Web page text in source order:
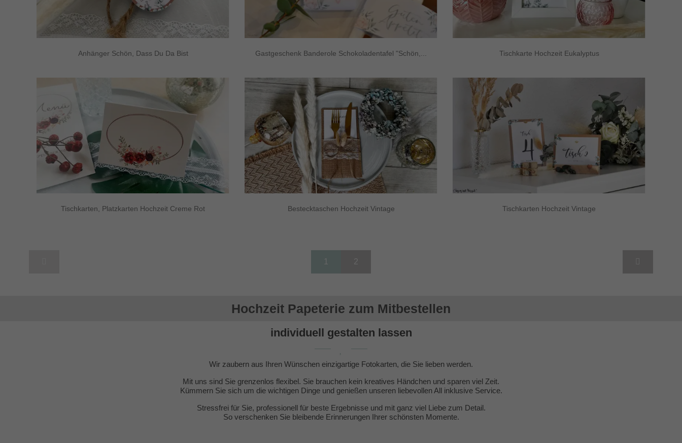
Anhänger Schön, Dass Du Da Bist Gastgeschenk Banderole Schokoladentafel "Schön,... Tischkarte Hochzeit Eukalyptus
Tischkarten, Platzkarten Hochzeit Creme Rot Bestecktaschen Hochzeit Vintage Tischkarten Hochzeit Vintage
1 2
Hochzeit Papeterie zum Mitbestellen
individuell gestalten lassen
Wir zaubern aus Ihren Wünschen einzigartige Fotokarten, die Sie lieben werden.
Mit uns sind Sie grenzenlos flexibel. Sie brauchen kein kreatives Händchen und sparen viel Zeit.
Kümmern Sie sich um die wichtigen Dinge und genießen unseren liebevollen All inklusive Service.
Stressfrei für Sie, professionell für beste Ergebnisse und mit ganz viel Liebe zum Detail.
So verschenken Sie bleibende Erinnerungen Ihrer schönsten Momente.